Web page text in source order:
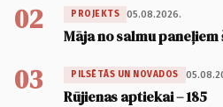
02 PROJEKTS 05.08.2026.
Māja no salmu
03 PILSĒTĀS UN NOVADOS
Rūjienas aptiekai – 185